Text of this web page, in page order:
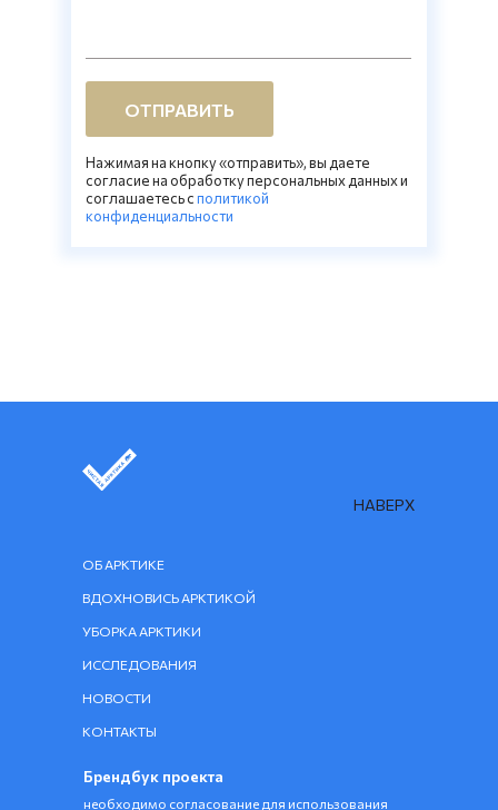
ОТПРАВИТЬ
Нажимая на кнопку «отправить», вы даете
согласие на обработку персональных данных и
соглашаетесь cполитикой
конфиденциальности
НАВЕРХ
ВДОХНОВИСЬ АРКТИКОЙ
ОБ АРКТИКЕ
ИССЛЕДОВАНИЯ
УБОРКА АРКТИКИ
КОНТАКТЫ
НОВОСТИ
Брендбук проекта
необходимо согласование для использования